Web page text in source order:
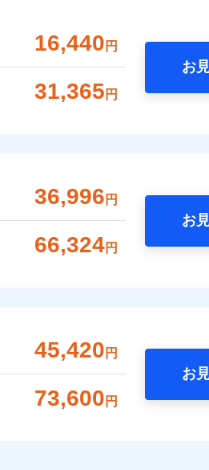
16,440 円
31,365 円
お
36,996 円
66,324円
お
45,420 円
73,600 円
お